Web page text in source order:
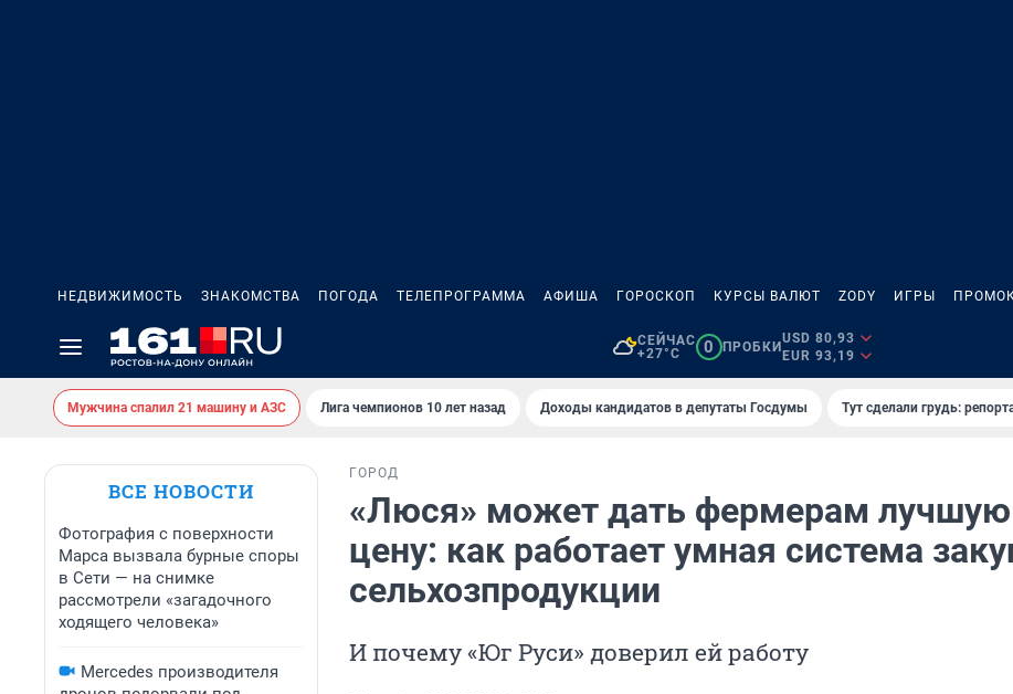
НЕДВИЖИМОСТЬ ЗНАКОМСТВА ПОГОДА ТЕЛЕПРОГРАММА АФИША ГОРОСКОП КУРСЫ ВАЛЮТ ZODY ИГРЫ
СЕЙЧАС
+27°C
0 ПРОБКИ
USD 80,93
EUR 93,19
Мужчина спалил 21 машину и АЗС Лига чемпионов 10 лет назад Доходы кандидатов в депутаты Госдумы Тут сделали грудь:
ВСЕ НОВОСТИ
Фотография с поверхности
Марса вызвала бурные споры
в Сети — на снимке
рассмотрели «загадочного
ходящего человека»
Mercedes производителя
ГОРОД
«Люся» может дать фермерам лучшую
цену: как работает умная система
сельхозпродукции
И почему «Юг Руси» доверил ей работу